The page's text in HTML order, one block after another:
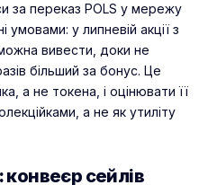
за переказ POLS у мережу
умовами: у липневій акції з
вивести, доки не
більший за бонус. Це
а не токена, і оцінювати її
а не як утиліту
сейлів